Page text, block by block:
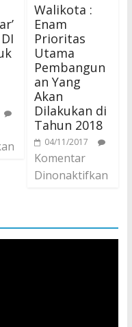
Walikota :
Enam
Prioritas
Utama
Pembangun
an Yang
Akan
Dilakukan di
Tahun 2018
04/11/2017
Komentar
Dinonaktifkan